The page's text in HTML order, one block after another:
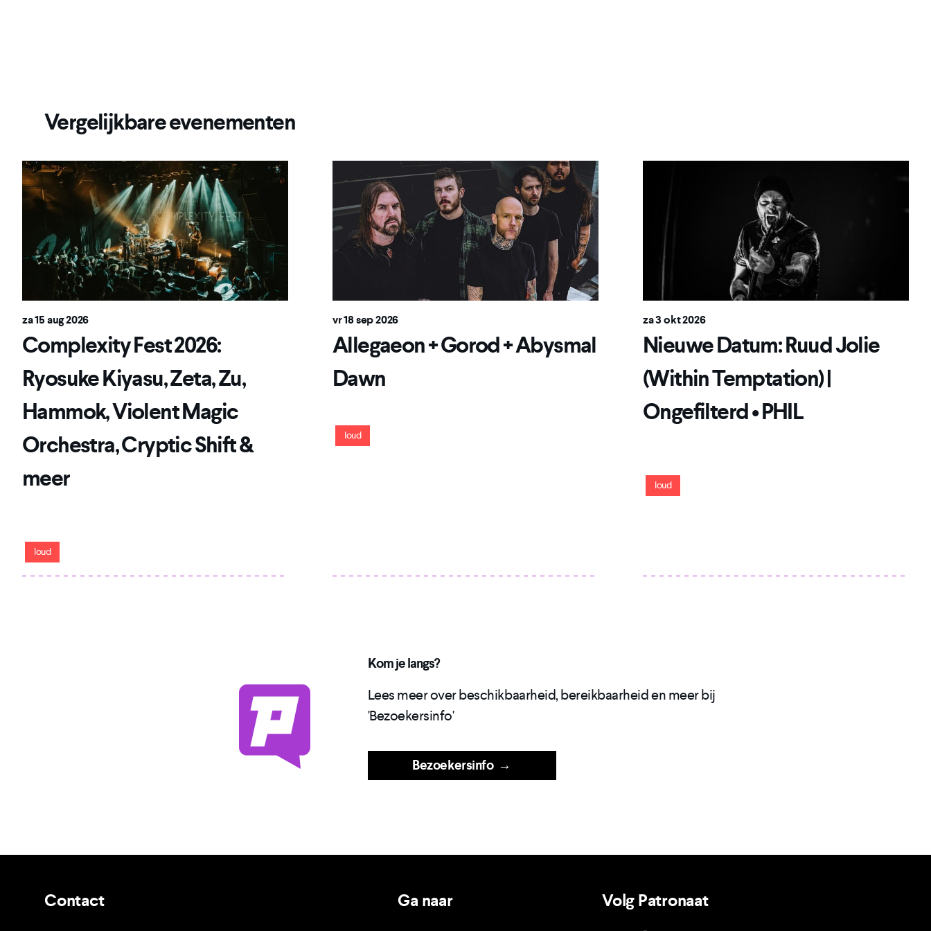
Vergelijkbare evenementen
za 15 aug 2026
Complexity Fest 2026:
Ryosuke Kiyasu, Zeta, Zu,
Hammok, Violent Magic
Orchestra, Cryptic Shift &
meer
loud
vr 18 sep 2026
Allegaeon + Gorod + Abysmal
Dawn
loud
za 3 okt 2026
Nieuwe Datum: Ruud Jolie
(Within Temptation) |
Ongefilterd • PHIL
loud
Kom je langs?
Lees meer over beschikbaarheid, bereikbaarheid en meer bij
'Bezoekersinfo'
Bezoekersinfo→
Contact Ga naar Volg Patronaat